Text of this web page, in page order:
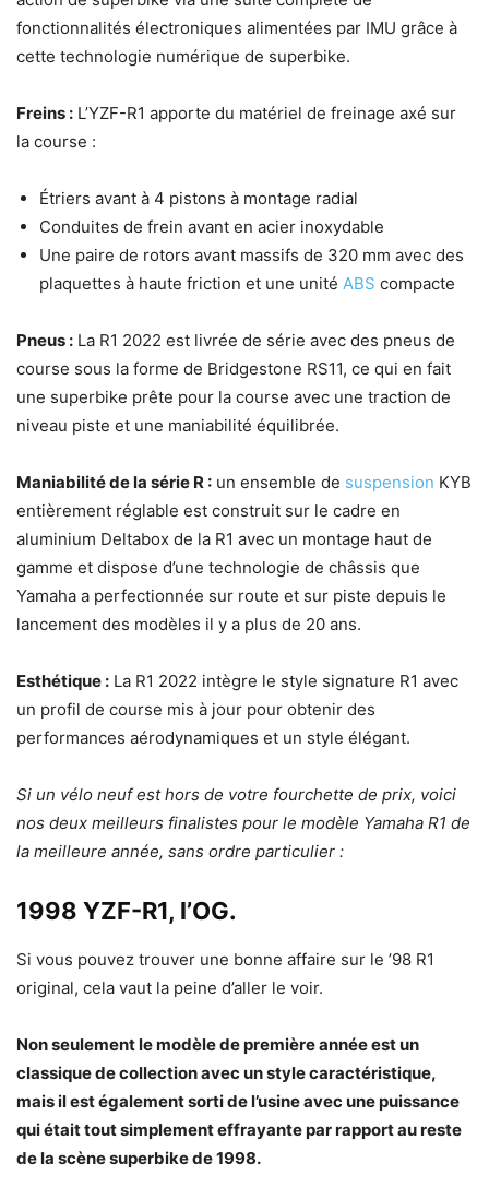
fonctionnalités électroniques alimentées par IMU grâce à
cette technologie numérique de superbike.
Freins : L’YZF-R1 apporte du matériel de freinage axé sur
la course :
Étriers avant à 4 pistons à montage radial
Conduites de frein avant en acier inoxydable
Une paire de rotors avant massifs de 320 mm avec des
plaquettes à haute friction et une unité ABS compacte
Pneus : La R1 2022 est livrée de série avec des pneus de
course sous la forme de Bridgestone RS11, ce qui en fait
une superbike prête pour la course avec une traction de
niveau piste et une maniabilité équilibrée.
Maniabilité de la série R : un ensemble de suspension KYB
entièrement réglable est construit sur le cadre en
aluminium Deltabox de la R1 avec un montage haut de
gamme et dispose d’une technologie de châssis que
Yamaha a perfectionnée sur route et sur piste depuis le
lancement des modèles il y a plus de 20 ans.
Esthétique : La R1 2022 intègre le style signature R1 avec
un profil de course mis à jour pour obtenir des
performances aérodynamiques et un style élégant.
Si un vélo neuf est hors de votre fourchette de prix, voici
nos deux meilleurs finalistes pour le modèle Yamaha R1 de
la meilleure année, sans ordre particulier :
1998 YZF-R1, l’OG.
Si vous pouvez trouver une bonne affaire sur le ’98 R1
original, cela vaut la peine d’aller le voir.
Non seulement le modèle de première année est un
classique de collection avec un style caractéristique,
mais il est également sorti de l’usine avec une puissance
qui était tout simplement effrayante par rapport au reste
de la scène superbike de 1998.